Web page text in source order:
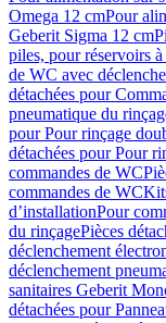
Omega 12 cmPour
Geberit Sigma 12 cm
piles, pour réservoirs
de WC avec
détachées pour
pneumatique du
pour Pour rinçage
détachées pour Pour
commandes de WC
commandes de WC
d’installationPour
du rinçagePièces
déclenchement
déclenchement
sanitaires Geberit
détachées pour